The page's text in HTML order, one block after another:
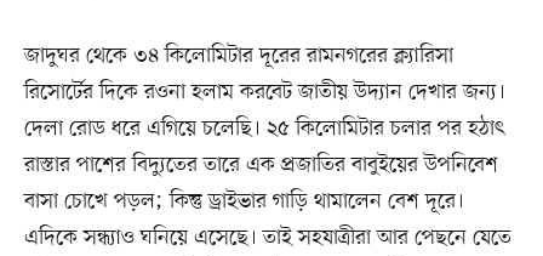
জাদুঘর থেকে ৩৪ কিলোমিটার দূরের রামনগরের ক্ল্যারিসা
রিসোর্টের দিকে রওনা হলাম করবেট জাতীয় উদ্যান দেখার জন্য।
দেলা রোড ধরে এগিয়ে চলেছি। ২৫ কিলোমিটার চলার পর হঠাৎ
রাস্তার পাশের বিদ্যুতের তারে এক প্রজাতির বাবুইয়ের উপনিবেশ
বাসা চোখে পড়ল; কিন্তু ড্রাইভার গাড়ি থামালেন বেশ দূরে।
এদিকে সন্ধ্যাও ঘনিয়ে এসেছে। তাই সহযাত্রীরা আর পেছনে যেতে